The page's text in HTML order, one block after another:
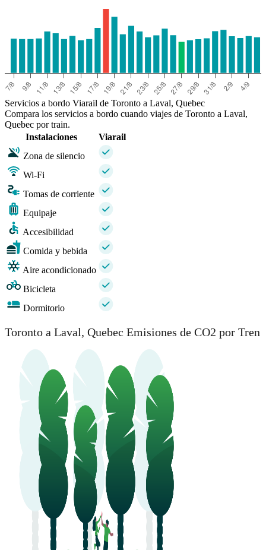
Servicios a bordo Viarail de Toronto a Laval, Quebec
Compara los servicios a bordo cuando viajes de Toronto a Laval,
Quebec por train.
Instalaciones
Viarail
Zona de silencio
Wi-Fi
Tomas de corriente
Equipaje
Accesibilidad
Comida y bebida
Aire acondicionado
Bicicleta
Dormitorio
Toronto a Laval, Quebec Emisiones de CO2 por Tren